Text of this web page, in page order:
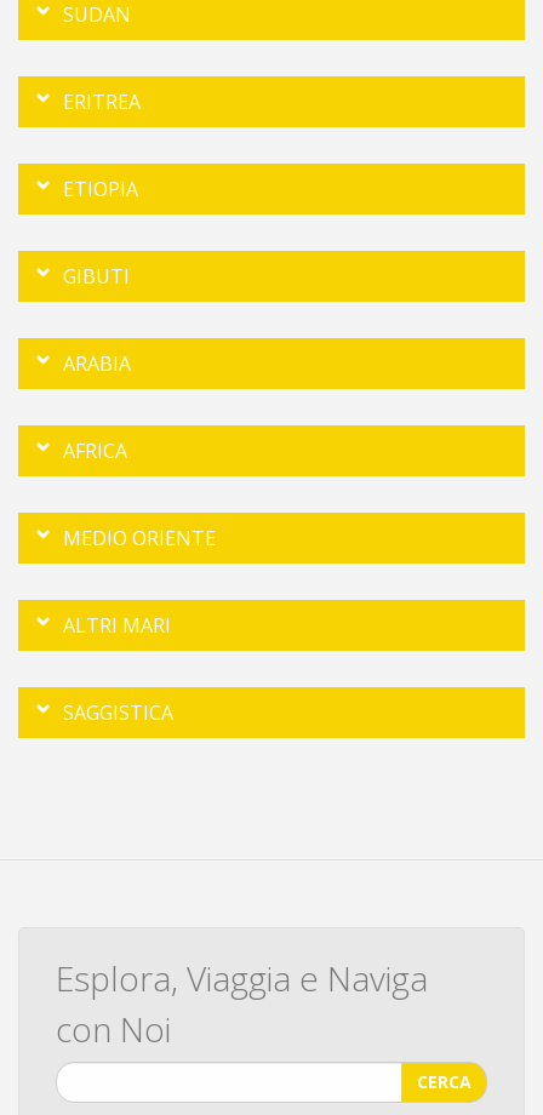
SUDAN
ERITREA
ETIOPIA
GIBUTI
ARABIA
AFRICA
MEDIO ORIENTE
ALTRI MARI
SAGGISTICA
Esplora, Viaggia e Naviga
con Noi
CERCA